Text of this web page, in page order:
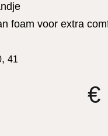
foam voor extra
, 41
€